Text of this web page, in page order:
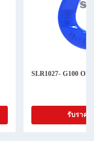
SLR1027- G100
รับราคา